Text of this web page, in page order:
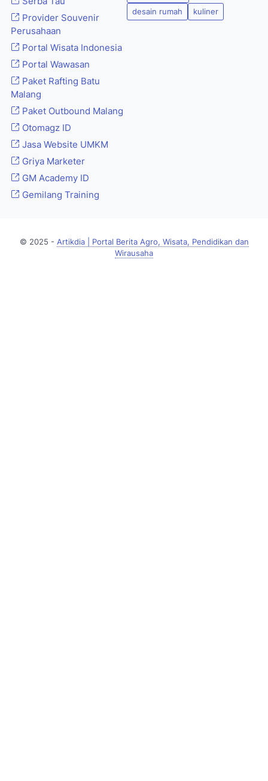
Provider Souvenir
Perusahaan
Portal Wisata Indonesia
Portal Wawasan
Paket Rafting Batu
Malang
Paket Outbound Malang
Otomagz ID
Jasa Website UMKM
Griya Marketer
GM Academy ID
Gemilang Training
desain rumah kuliner
© 2025 - Artikdia | Portal Berita Agro, Wisata, Pendidikan dan
Wirausaha